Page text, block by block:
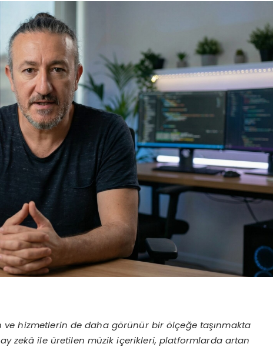
ve hizmetlerin de daha görünür bir ölçeğe taşınmakta
zekâ ile üretilen müzik içerikleri, platformlarda artan